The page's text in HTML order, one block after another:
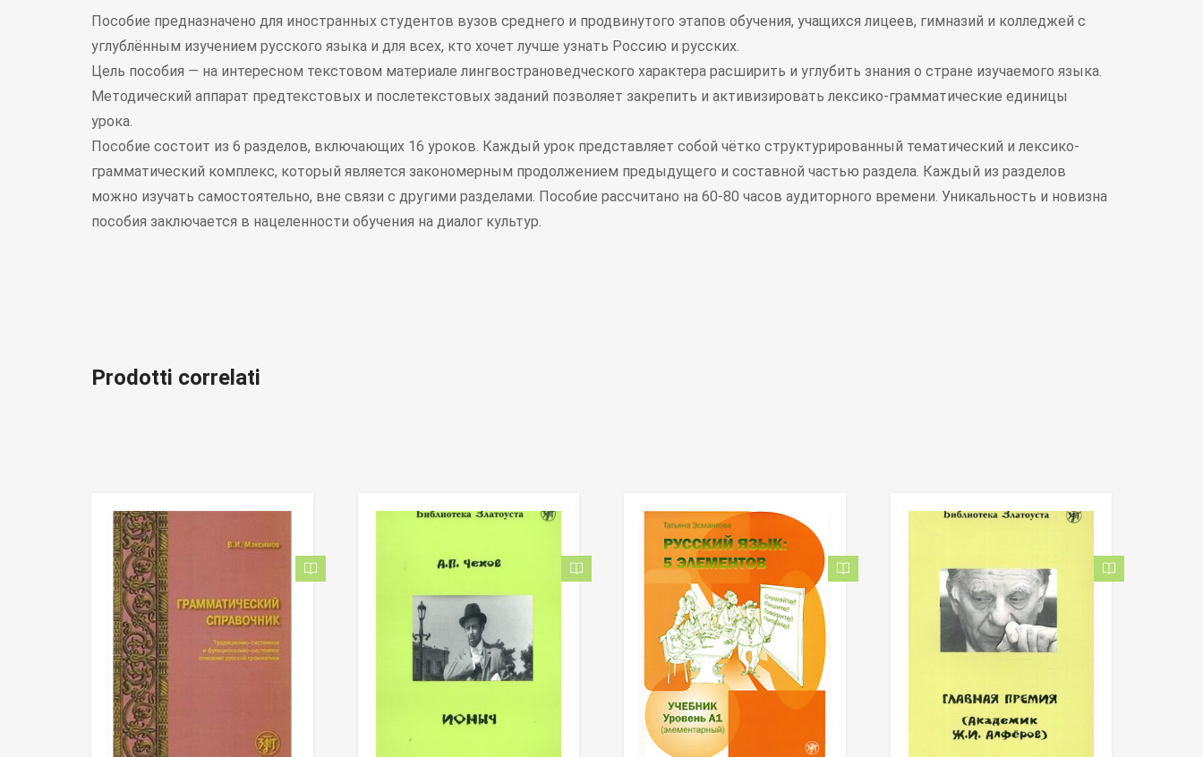
Пособие предназначено для иностранных студентов вузов среднего и продвинутого этапов обучения, учащихся лицеев, гимназий и колледжей с
углублённым изучением русского языка и для всех, кто хочет лучше узнать Россию и русских.
Цель пособия — на интересном текстовом материале лингвострановедческого характера расширить и углубить знания о стране изучаемого языка.
Методический аппарат предтекстовых и послетекстовых заданий позволяет закрепить и активизировать лексико-грамматические единицы
урока.
Пособие состоит из 6 разделов, включающих 16 уроков. Каждый урок представляет собой чётко структурированный тематический и лексико-
грамматический комплекс, который является закономерным продолжением предыдущего и составной частью раздела. Каждый из разделов
можно изучать самостоятельно, вне связи с другими разделами. Пособие рассчитано на 60-80 часов аудиторного времени. Уникальность и новизна
пособия заключается в нацеленности обучения на диалог культур.
Prodotti correlati